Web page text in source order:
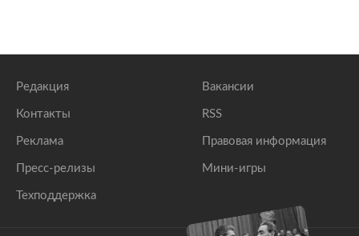
Редакция
Контакты
Реклама
Пресс-релизы
Техподдержка
Вакансии
RSS
Правовая информация
Мини-игры